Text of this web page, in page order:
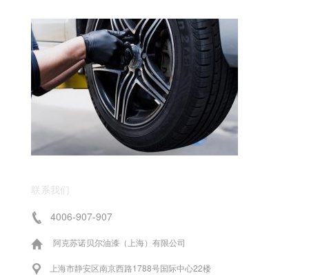
联系我们
4006-907-907
阿克苏诺贝尔油漆（上海）有限公司
上海市静安区南京西路1788号国际中心22楼